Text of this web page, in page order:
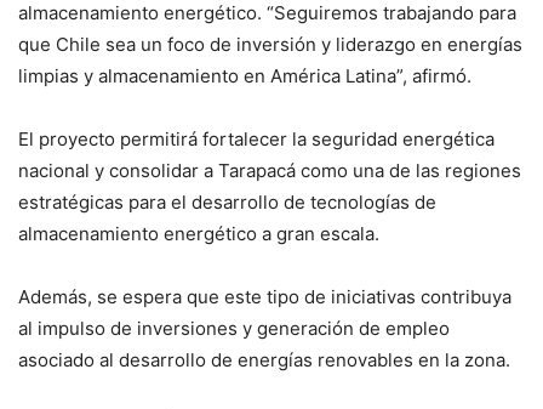
almacenamiento energético. “Seguiremos trabajando para
que Chile sea un foco de inversión y liderazgo en energías
limpias y almacenamiento en América Latina”, afirmó.
El proyecto permitirá fortalecer la seguridad energética
nacional y consolidar a Tarapacá como una de las regiones
estratégicas para el desarrollo de tecnologías de
almacenamiento energético a gran escala.
Además, se espera que este tipo de iniciativas contribuya
al impulso de inversiones y generación de empleo
asociado al desarrollo de energías renovables en la zona.